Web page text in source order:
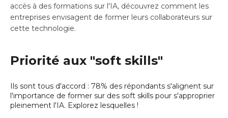
accès à des formations sur l'IA, découvrez comment les
entreprises envisagent de former leurs collaborateurs sur
cette technologie.
Priorité aux "soft skills"
Ils sont tous d'accord : 78% des répondants s'alignent sur
l'importance de former sur des soft skills pour s'approprier
pleinement l'IA. Explorez lesquelles !